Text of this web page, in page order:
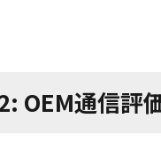
OEM通信評